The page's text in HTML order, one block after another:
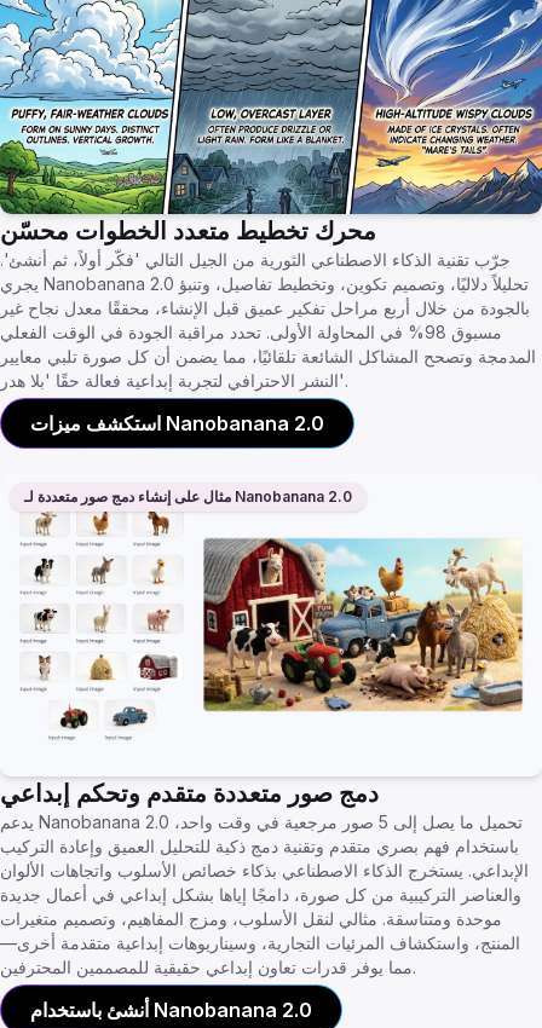
محرك تخطيط متعدد الخطوات محسّن
جرّب تقنية الذكاء الاصطناعي الثورية من الجيل التالي 'فكّر أولاً، ثم أنشئ'.
يجري Nanobanana 2.0 تحليلاً دلاليًا، وتصميم تكوين، وتخطيط تفاصيل، وتنبؤ
بالجودة من خلال أربع مراحل تفكير عميق قبل الإنشاء، محققًا معدل نجاح غير
مسبوق 98% في المحاولة الأولى. تحدد مراقبة الجودة في الوقت الفعلي
المدمجة وتصحح المشاكل الشائعة تلقائيًا، مما يضمن أن كل صورة تلبي معايير
النشر الاحترافي لتجربة إبداعية فعالة حقًا 'بلا هدر'.
استكشف ميزات Nanobanana 2.0
دمج صور متعددة متقدم وتحكم إبداعي
يدعم Nanobanana 2.0 تحميل ما يصل إلى 5 صور مرجعية في وقت واحد،
باستخدام فهم بصري متقدم وتقنية دمج ذكية للتحليل العميق وإعادة التركيب
الإبداعي. يستخرج الذكاء الاصطناعي بذكاء خصائص الأسلوب واتجاهات الألوان
والعناصر التركيبية من كل صورة، دامجًا إياها بشكل إبداعي في أعمال جديدة
موحدة ومتناسقة. مثالي لنقل الأسلوب، ومزج المفاهيم، وتصميم متغيرات
المنتج، واستكشاف المرئيات التجارية، وسيناريوهات إبداعية متقدمة أخرى—
مما يوفر قدرات تعاون إبداعي حقيقية للمصممين المحترفين.
أنشئ باستخدام Nanobanana 2.0
مثال على إنشاء دمج صور متعددة لـ Nanobanana 2.0